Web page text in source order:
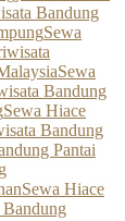
Bandung
Sewa
Sewa
Bandung
Sewa Hiace
Bandung
Pantai
Sewa Hiace
Bandung